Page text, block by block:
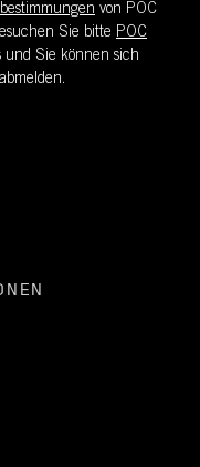
von POC
Sie bitte POC
und Sie können sich